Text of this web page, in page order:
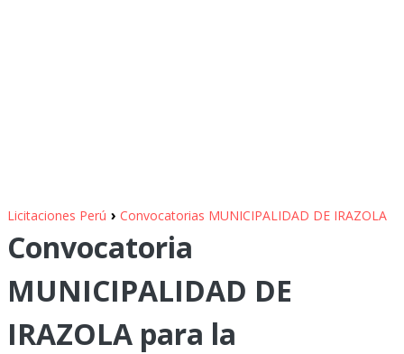
Licitaciones Perú › Convocatorias MUNICIPALIDAD DE IRAZOLA
Convocatoria
MUNICIPALIDAD DE
IRAZOLA para la